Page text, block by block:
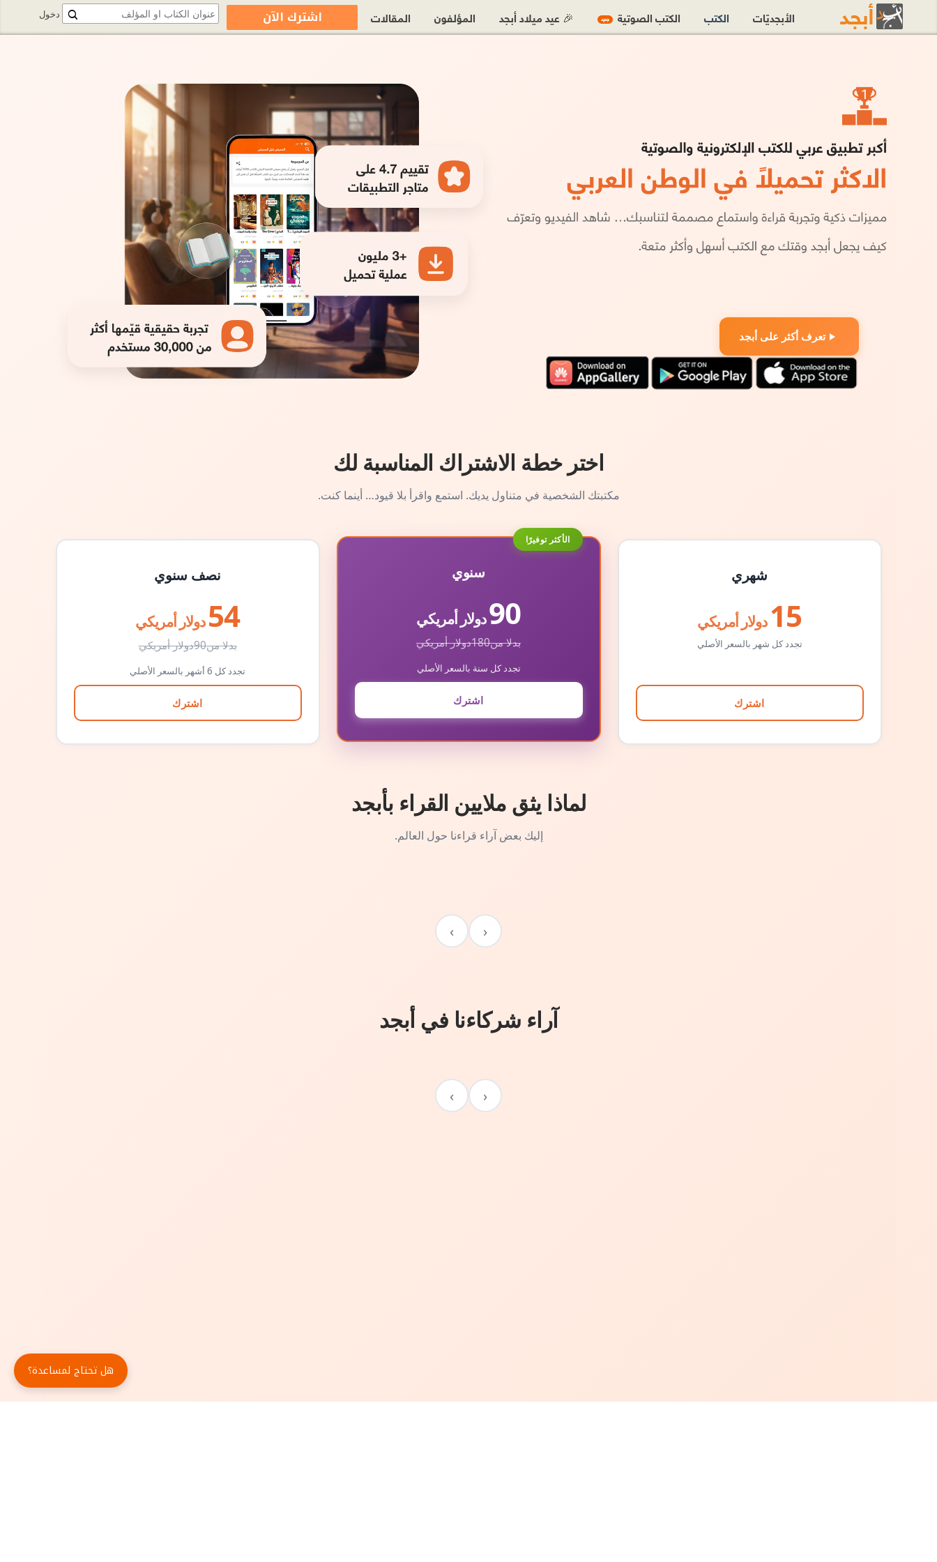
تعرف أكثر على أبجد
اختر خطة الاشتراك المناسبة لك
مكتبتك الشخصية في متناول يديك. استمع واقرأ بلا قيود… أينما كنت.
شهري
15 دولار أمريكي
تجدد كل شهر بالسعر الأصلي
اشترك
الأكثر توفيرًا
سنوي
90دولار أمريكي
بدلا من180دولار أمريكي
تجدد كل سنة بالسعر الأصلي
اشترك
نصف سنوي
54 دولار أمريكي
بدلا من90دولار أمريكي
تجدد كل 6 أشهر بالسعر الأصلي
اشترك
لماذا يثق ملايين القراء بأبجد
إليك بعض آراء قراءنا حول العالم.
‹
›
آراء شركاءنا في أبجد
‹
›
دخول الأبجديّات الكتب الكتب الصوتية جديد 🎉 عيد ميلاد أبجد المؤلفون المقالات اشترك الآن
هل تحتاج لمساعدة؟